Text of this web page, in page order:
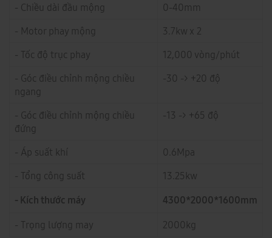
- Chiều dài đầu mộng
0-40mm
- Motor phay mộng
3.7kw x 2
- Tốc độ trục phay
12,000 vòng/phút
- Góc điều chỉnh mộng chiều
ngang
-30 -> +20 độ
- Góc điều chỉnh mộng chiều
đứng
-13 -> +65 độ
- Áp suất khí
0.6Mpa
- Tổng công suất
13.25kw
- Kích thước máy
4300*2000*1600mm
- Trọng lượng may
2000kg